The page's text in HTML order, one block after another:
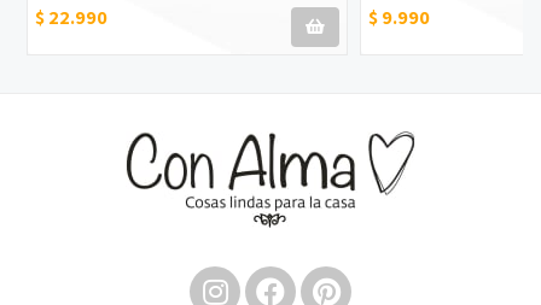
$ 22.990 $ 9.990